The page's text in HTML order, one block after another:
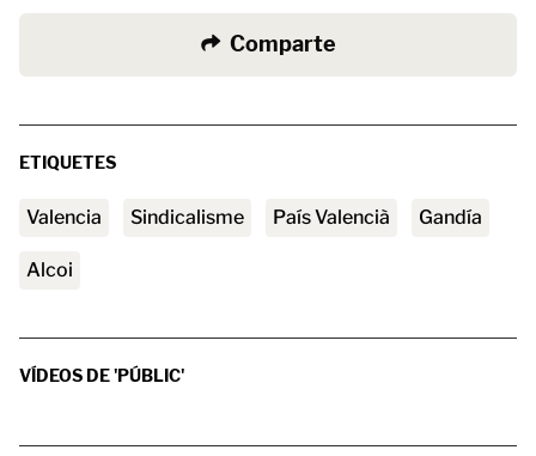
Comparte
ETIQUETES
valencia sindicalisme País Valencià Gandía
Alcoi
VÍDEOS DE 'PÚBLIC'